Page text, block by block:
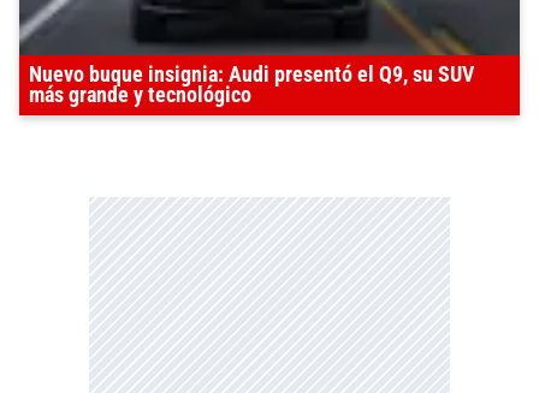
Nuevo buque insignia: Audi presentó el Q9, su SUV
más grande y tecnológico